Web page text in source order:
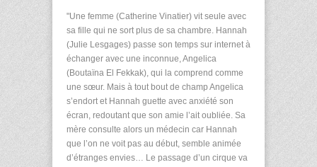
"Une femme (Catherine Vinatier) vit seule avec
sa fille qui ne sort plus de sa chambre. Hannah
(Julie Lesgages) passe son temps sur internet à
échanger avec une inconnue, Angelica
(Boutaïna El Fekkak), qui la comprend comme
une sœur. Mais à tout bout de champ Angelica
s’endort et Hannah guette avec anxiété son
écran, redoutant que son amie l’ait oubliée. Sa
mère consulte alors un médecin car Hannah
que l’on ne voit pas au début, semble animée
d’étranges envies… Le passage d’un cirque va